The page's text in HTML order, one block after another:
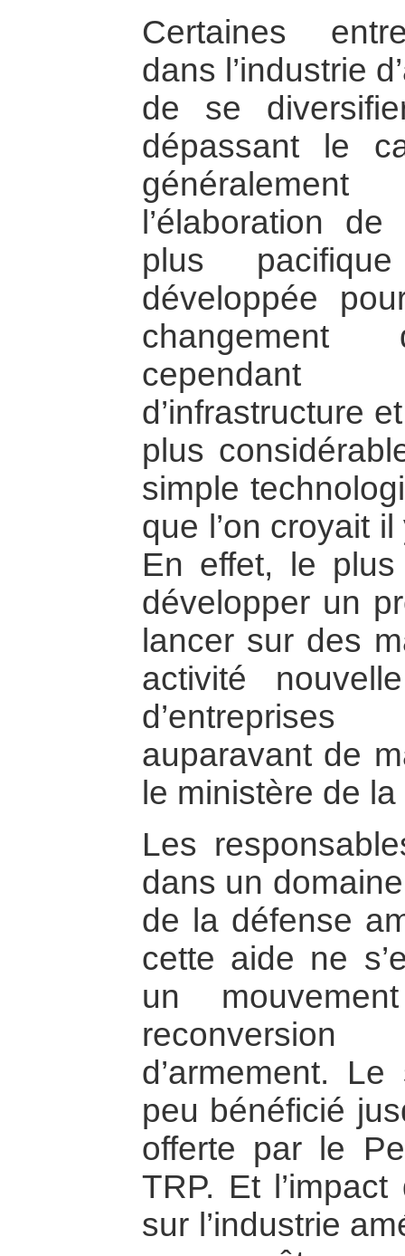
Certaines
dans l’industrie
de se
dépassant le
l’élaboration
plus
développée
changement
cependant
d’infrastructure
plus
simple
que l’on croyait
En effet, le plus
développer un
lancer sur des
activité
auparavant de
le ministère de
Les
dans un
de la défense
cette aide ne
un
d’armement.
peu bénéficié
offerte par le
TRP. Et
sur l’industrie